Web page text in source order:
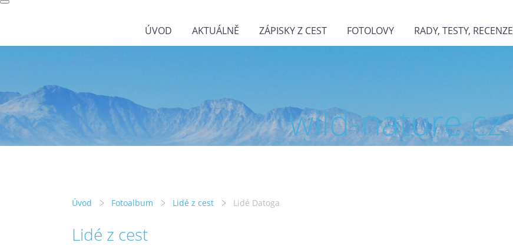
ÚVOD AKTUÁLNĚ ZÁPISKY Z CEST FOTOLOVY RADY, TESTY, RECENZE
wild-nature.cz
Úvod Fotoalbum Lidé z cest Lidé Datoga
Lidé z cest